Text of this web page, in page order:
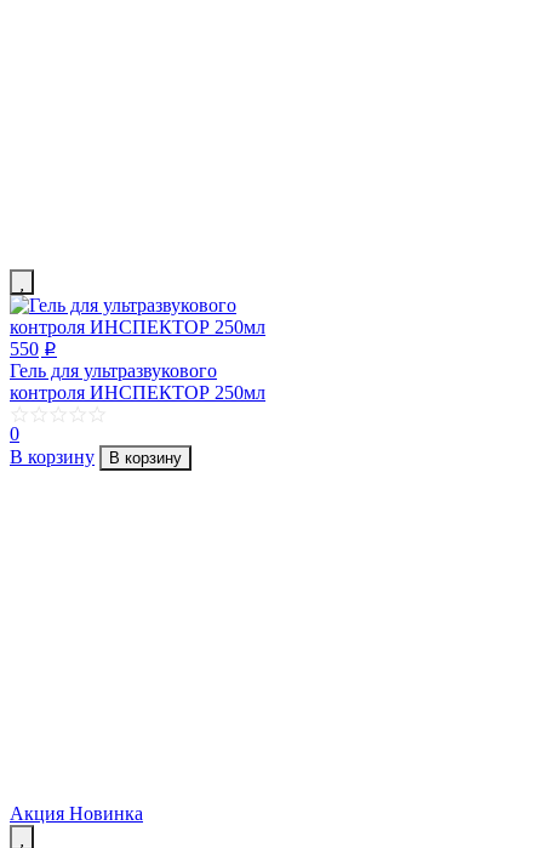
550 p
Гель для ультразвукового
контроля ИНСПЕКТОР 250мл
0
В корзину
В корзину
Акция Новинка